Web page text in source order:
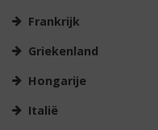
Frankrijk
Griekenland
Hongarije
Italië